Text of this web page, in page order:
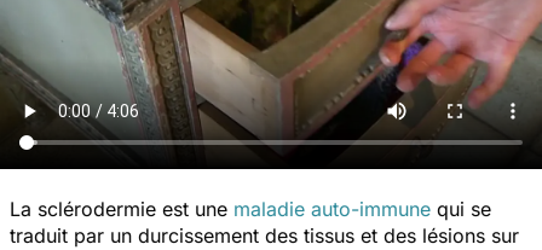
La sclérodermie est une maladie auto-immune qui se
traduit par un durcissement des tissus et des lésions sur